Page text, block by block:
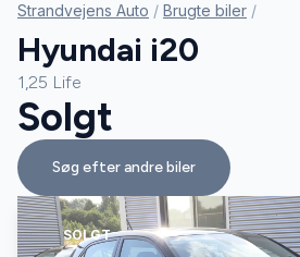
SOLGT
Strandvejens Auto / Brugte biler /
Hyundai i20
1,25 Life
Solgt
Søg efter andre biler